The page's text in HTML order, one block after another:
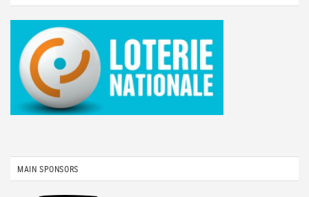
MAIN SPONSORS